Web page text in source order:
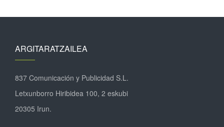
ARGITARATZAILEA
837 Comunicación y Publicidad S.L.
Letxunborro Hiribidea 100, 2 eskubi
20305 Irun.